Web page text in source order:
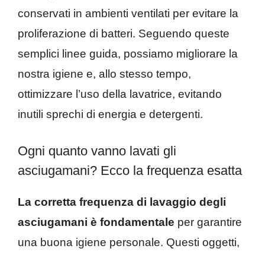
conservati in ambienti ventilati per evitare la
proliferazione di batteri. Seguendo queste
semplici linee guida, possiamo migliorare la
nostra igiene e, allo stesso tempo,
ottimizzare l’uso della lavatrice, evitando
inutili sprechi di energia e detergenti.
Ogni quanto vanno lavati gli
asciugamani? Ecco la frequenza esatta
La corretta frequenza di lavaggio degli
asciugamani è fondamentale per garantire
una buona igiene personale. Questi oggetti,